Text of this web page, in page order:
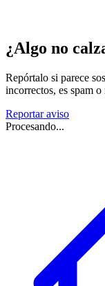
¿Algo no
Repórtalo si parece
incorrectos, es spam
Reportar aviso
Procesando...